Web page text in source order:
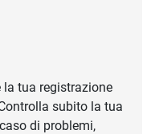
tua registrazione
subito la tua
di problemi,